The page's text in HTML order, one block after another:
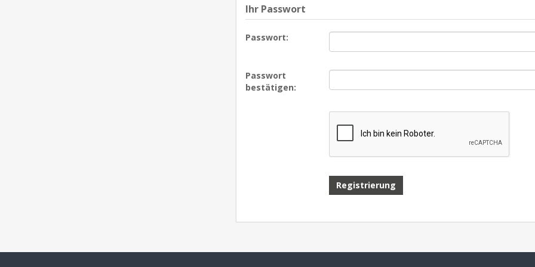
Ihr Passwort
Passwort:
Passwort
bestätigen: